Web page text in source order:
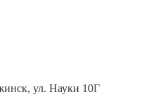
ул. Науки 10Г